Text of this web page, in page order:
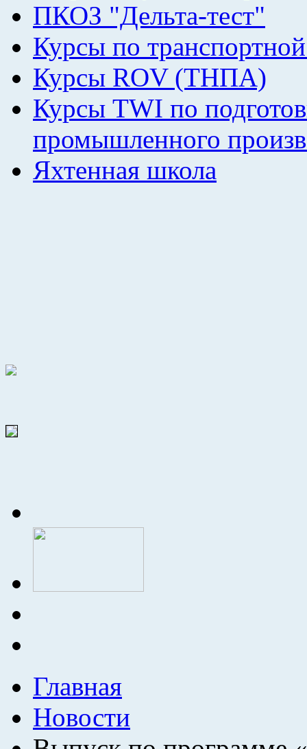
ПКОЗ "Дельта-тест"
Курсы по
Курсы ROV (ТНПА)
Курсы TWI по
промышленного
Яхтенная школа
Главная
Новости